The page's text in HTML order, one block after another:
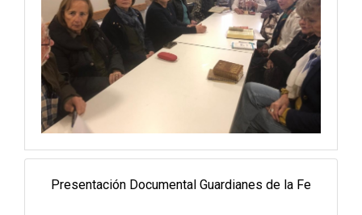
Presentación Documental Guardianes de la Fe